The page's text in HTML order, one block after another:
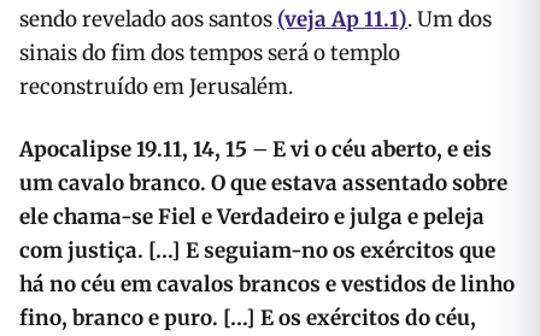
sendo revelado aos santos (veja Ap 11.1). Um dos
sinais do fim dos tempos será o templo
reconstruído em Jerusalém.
Apocalipse 19.11, 14, 15 – E vi o céu aberto, e eis
um cavalo branco. O que estava assentado sobre
ele chama-se Fiel e Verdadeiro e julga e peleja
com justiça. […] E seguiam-no os exércitos que
há no céu em cavalos brancos e vestidos de linho
fino, branco e puro. […] E os exércitos do céu,